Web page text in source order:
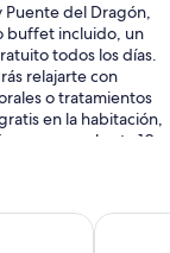
Puente del Dragón,
buffet incluido, un
todos los días.
relajarte con
o tratamientos
en la habitación,
o hasta 10
hotel:
Sala